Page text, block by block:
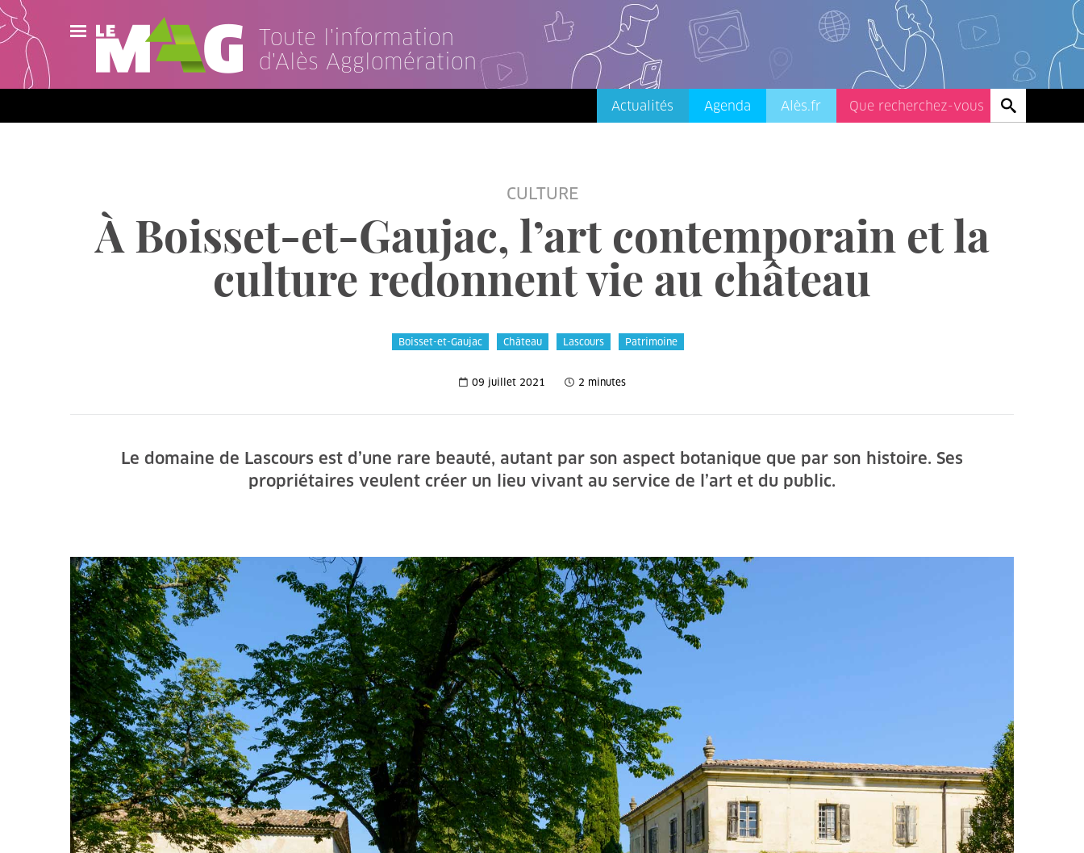
Toute l'information
d'Alès Agglomération
Actualités
Agenda
Contact
Actualités Agenda Alès.fr
CULTURE
À Boisset-et-Gaujac, l’art contemporain et la
culture redonnent vie au château
Boisset-et-Gaujac Château Lascours Patrimoine
09 juillet 2021 2 minutes
Le domaine de Lascours est d’une rare beauté, autant par son aspect botanique que par son histoire. Ses
propriétaires veulent créer un lieu vivant au service de l’art et du public.